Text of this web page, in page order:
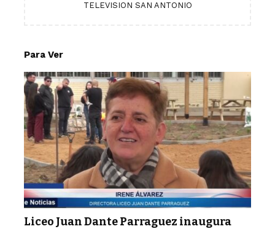
TELEVISION SAN ANTONIO
Para Ver
Liceo Juan Dante Parraguez inaugura